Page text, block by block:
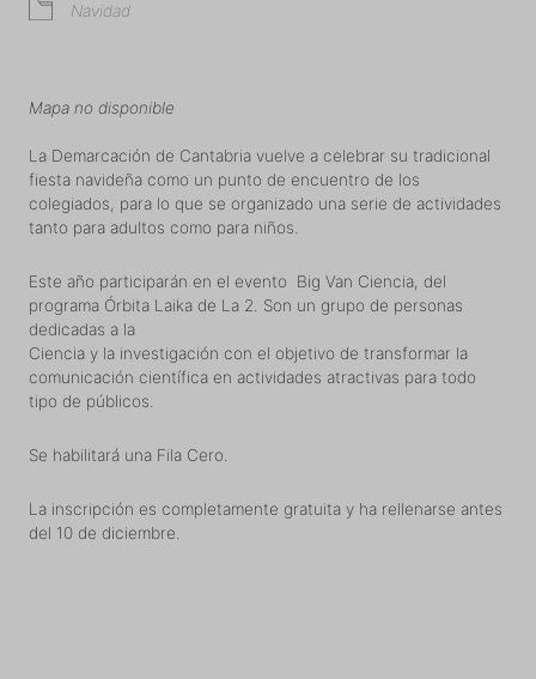
Navidad
Mapa no disponible
La Demarcación de Cantabria vuelve a celebrar su tradicional
fiesta navideña como un punto de encuentro de los
colegiados, para lo que se organizado una serie de actividades
tanto para adultos como para niños.
Este año participarán en el evento Big Van Ciencia, del
programa Órbita Laika de La 2. Son un grupo de personas
dedicadas a la
Ciencia y la investigación con el objetivo de transformar la
comunicación científica en actividades atractivas para todo
tipo de públicos.
Se habilitará una Fila Cero.
La inscripción es completamente gratuita y ha rellenarse antes
del 10 de diciembre.